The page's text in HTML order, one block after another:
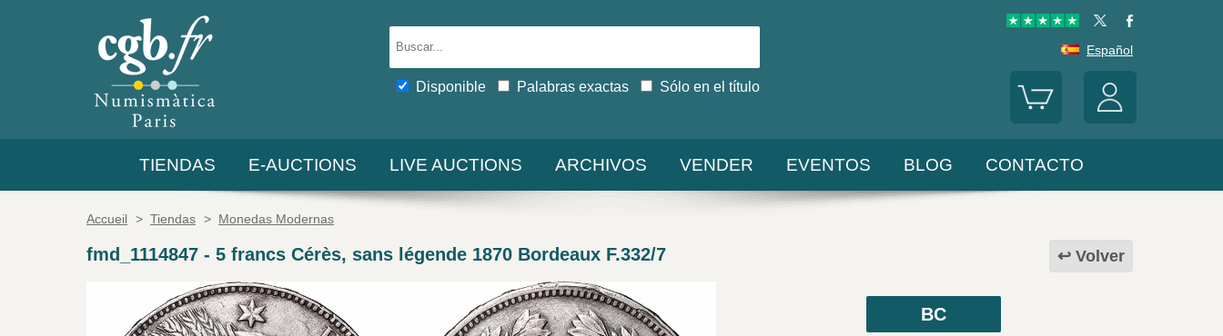
Disponible Palabras exactas Sólo en el título
Español
TIENDAS E-AUCTIONS LIVE AUCTIONS ARCHIVOS VENDER EVENTOS BLOG CONTACTO
Accueil > Tiendas > Monedas Modernas
Volver
fmd_1114847 - 5 francs Cérès, sans légende 1870 Bordeaux F.332/7
BC